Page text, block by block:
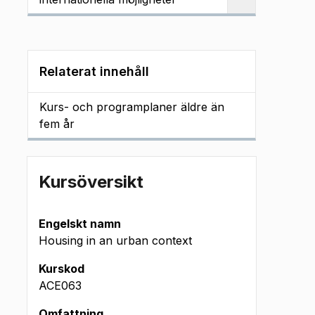
Relaterat innehåll
Kurs- och programplaner äldre än
fem år
Kursöversikt
Engelskt namn
Housing in an urban context
Kurskod
ACE063